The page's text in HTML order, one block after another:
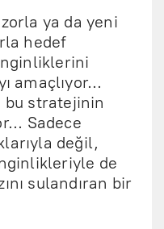
ya da yeni
hedef
amaçlıyor...
bu stratejinin
Sadece
değil,
de
sulandıran bir